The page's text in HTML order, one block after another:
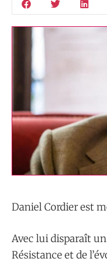
Daniel Cordier est
Avec lui disparaît
Résistance et de